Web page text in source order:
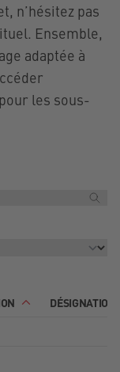
n’hésitez pas
Ensemble,
adaptée à
les sous-
DÉSIGNATION